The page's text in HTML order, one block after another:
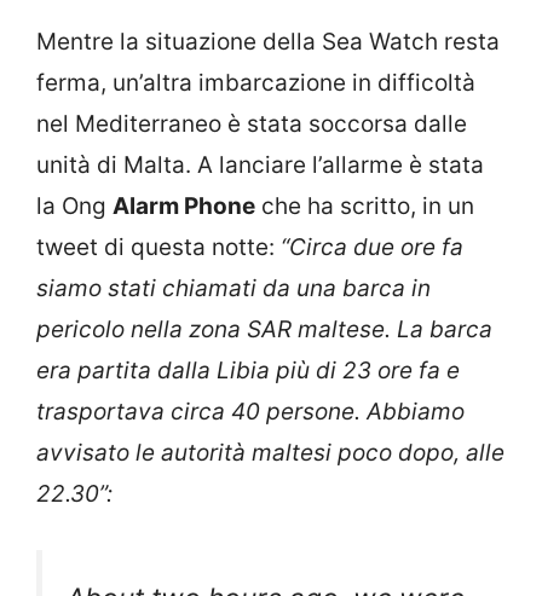
Mentre la situazione della Sea Watch resta
ferma, un’altra imbarcazione in difficoltà
nel Mediterraneo è stata soccorsa dalle
unità di Malta. A lanciare l’allarme è stata
la Ong Alarm Phone che ha scritto, in un
tweet di questa notte: “Circa due ore fa
siamo stati chiamati da una barca in
pericolo nella zona SAR maltese. La barca
era partita dalla Libia più di 23 ore fa e
trasportava circa 40 persone. Abbiamo
avvisato le autorità maltesi poco dopo, alle
22.30”: